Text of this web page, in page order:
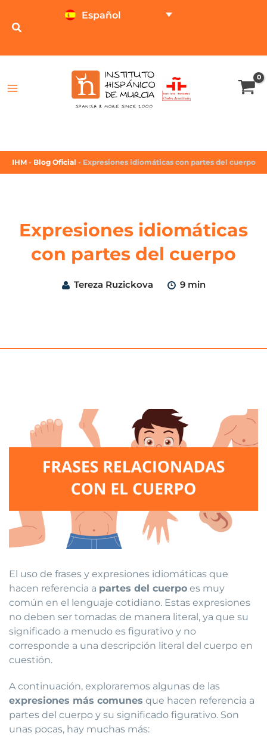
Español
IHM - Blog Oficial - Expresiones idiomáticas con partes del cuerpo
Expresiones idiomáticas
con partes del cuerpo
Tereza Ruzickova 9 min
El uso de frases y expresiones idiomáticas que
hacen referencia a partes del cuerpo es muy
común en el lenguaje cotidiano. Estas expresiones
no deben ser tomadas de manera literal, ya que su
significado a menudo es figurativo y no
corresponde a una descripción literal del cuerpo en
cuestión.
A continuación, exploraremos algunas de las
expresiones más comunes que hacen referencia a
partes del cuerpo y su significado figurativo. Son
unas pocas, hay muchas más: